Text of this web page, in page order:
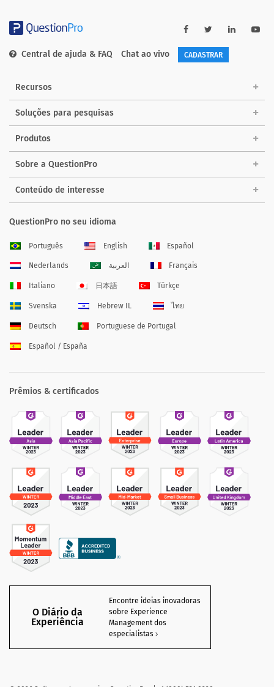
Central de ajuda & FAQ Chat ao vivo CADASTRAR
Recursos
Soluções para pesquisas
Produtos
Sobre a QuestionPro
Conteúdo de interesse
QuestionPro no seu idioma
Português English Español
Nederlands العربية Français
Italiano 日本語 Türkçe
Svenska Hebrew IL ไทย
Deutsch Portuguese de Portugal
Español / España
Prêmios & certificados
O Diário da
Experiência
Encontre ideias inovadoras
sobre Experience
Management dos
especialistas